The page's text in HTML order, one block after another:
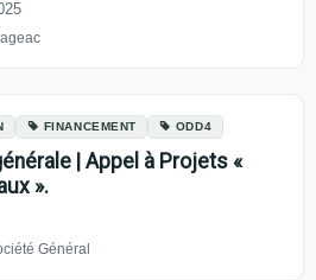
FINANCEMENT ODD4
| Appel à Projets «
».
Général